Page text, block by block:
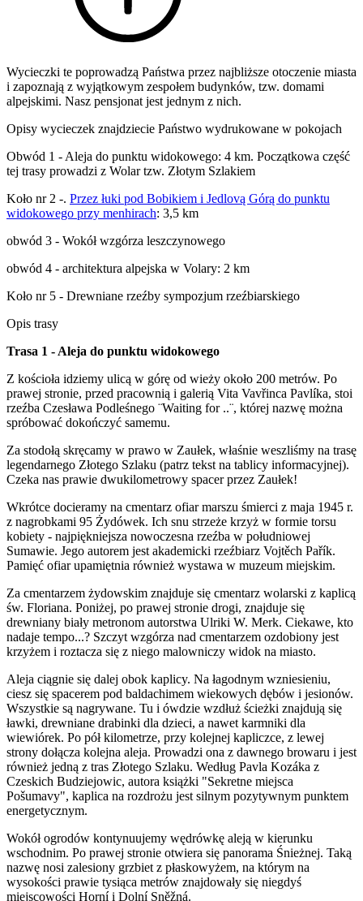
Wycieczki te poprowadzą Państwa przez najbliższe otoczenie miasta
i zapoznają z wyjątkowym zespołem budynków, tzw. domami
alpejskimi. Nasz pensjonat jest jednym z nich.
Opisy wycieczek znajdziecie Państwo wydrukowane w pokojach
Obwód 1 - Aleja do punktu widokowego: 4 km. Początkowa część
tej trasy prowadzi z Wolar tzw. Złotym Szlakiem
Koło nr 2 -. Przez łuki pod Bobikiem i Jedlovą Górą do punktu
widokowego przy menhirach: 3,5 km
obwód 3 - Wokół wzgórza leszczynowego
obwód 4 - architektura alpejska w Volary: 2 km
Koło nr 5 - Drewniane rzeźby sympozjum rzeźbiarskiego
Opis trasy
Trasa 1 - Aleja do punktu widokowego
Z kościoła idziemy ulicą w górę od wieży około 200 metrów. Po
prawej stronie, przed pracownią i galerią Vita Vavřinca Pavlíka, stoi
rzeźba Czesława Podleśnego ¨Waiting for ..¨, której nazwę można
spróbować dokończyć samemu.
Za stodołą skręcamy w prawo w Zaułek, właśnie weszliśmy na trasę
legendarnego Złotego Szlaku (patrz tekst na tablicy informacyjnej).
Czeka nas prawie dwukilometrowy spacer przez Zaułek!
Wkrótce docieramy na cmentarz ofiar marszu śmierci z maja 1945 r.
z nagrobkami 95 Żydówek. Ich snu strzeże krzyż w formie torsu
kobiety - najpiękniejsza nowoczesna rzeźba w południowej
Sumawie. Jego autorem jest akademicki rzeźbiarz Vojtěch Pařík.
Pamięć ofiar upamiętnia również wystawa w muzeum miejskim.
Za cmentarzem żydowskim znajduje się cmentarz wolarski z kaplicą
św. Floriana. Poniżej, po prawej stronie drogi, znajduje się
drewniany biały metronom autorstwa Ulriki W. Merk. Ciekawe, kto
nadaje tempo...? Szczyt wzgórza nad cmentarzem ozdobiony jest
krzyżem i roztacza się z niego malowniczy widok na miasto.
Aleja ciągnie się dalej obok kaplicy. Na łagodnym wzniesieniu,
ciesz się spacerem pod baldachimem wiekowych dębów i jesionów.
Wszystkie są nagrywane. Tu i ówdzie wzdłuż ścieżki znajdują się
ławki, drewniane drabinki dla dzieci, a nawet karmniki dla
wiewiórek. Po pół kilometrze, przy kolejnej kapliczce, z lewej
strony dołącza kolejna aleja. Prowadzi ona z dawnego browaru i jest
również jedną z tras Złotego Szlaku. Według Pavla Kozáka z
Czeskich Budziejowic, autora książki "Sekretne miejsca
Pošumavy", kaplica na rozdrożu jest silnym pozytywnym punktem
energetycznym.
Wokół ogrodów kontynuujemy wędrówkę aleją w kierunku
wschodnim. Po prawej stronie otwiera się panorama Śnieżnej. Taką
nazwę nosi zalesiony grzbiet z płaskowyżem, na którym na
wysokości prawie tysiąca metrów znajdowały się niegdyś
miejscowości Horní i Dolní Sněžná.